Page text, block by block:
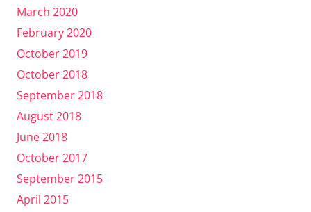
March 2020
February 2020
October 2019
October 2018
September 2018
August 2018
June 2018
October 2017
September 2015
April 2015